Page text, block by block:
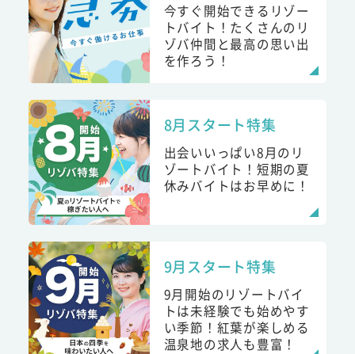
今すぐ開始できるリゾー
トバイト！たくさんのリ
ゾバ仲間と最高の思い出
を作ろう！
8月スタート特集
出会いいっぱい8月のリ
ゾートバイト！短期の夏
休みバイトはお早めに！
9月スタート特集
9月開始のリゾートバイ
トは未経験でも始めやす
い季節！紅葉が楽しめる
温泉地の求人も豊富！